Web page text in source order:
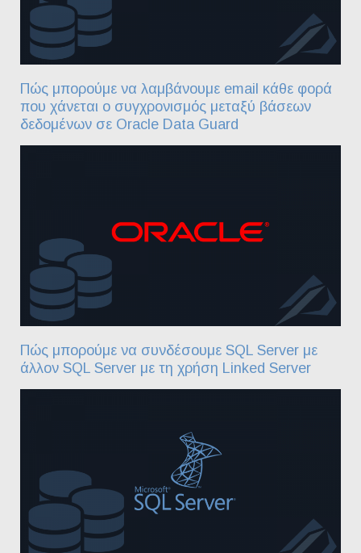
Πώς μπορούμε να λαμβάνουμε email κάθε φορά
που χάνεται ο συγχρονισμός μεταξύ βάσεων
δεδομένων σε Oracle Data Guard
Πώς μπορούμε να συνδέσουμε SQL Server με
άλλον SQL Server με τη χρήση Linked Server